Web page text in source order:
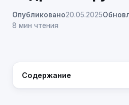
Опубликовано20.05.2025
8 мин чтения
Содержание